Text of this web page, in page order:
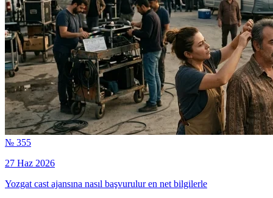
№ 355
27 Haz 2026
Yozgat cast ajansına nasıl başvurulur en net bilgilerle